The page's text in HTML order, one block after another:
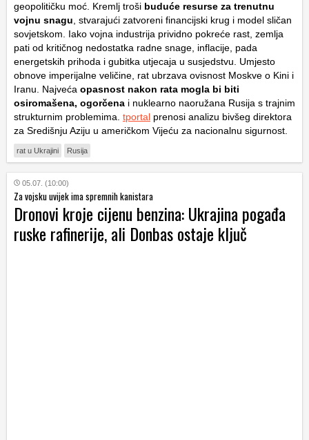
geopolitičku moć. Kremlj troši buduće resurse za trenutnu
vojnu snagu , stvarajući zatvoreni financijski krug i model sličan
sovjetskom. Iako vojna industrija prividno pokreće rast, zemlja
pati od kritičnog nedostatka radne snage, inflacije, pada
energetskih prihoda i gubitka utjecaja u susjedstvu. Umjesto
obnove imperijalne veličine, rat ubrzava ovisnost Moskve o Kini i
Iranu. Najveća opasnost nakon rata mogla bi biti
osiromašena, ogorčena i nuklearno naoružana Rusija s trajnim
strukturnim problemima. tportal prenosi analizu bivšeg direktora
za Središnju Aziju u američkom Vijeću za nacionalnu sigurnost.
rat u Ukrajini Rusija
05.07. (10:00)
Za vojsku uvijek ima spremnih kanistara
Dronovi kroje cijenu benzina: Ukrajina pogađa
ruske rafinerije, ali Donbas ostaje ključ